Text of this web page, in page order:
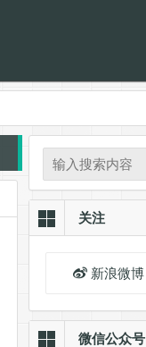
关注
新浪微博
微信公众号